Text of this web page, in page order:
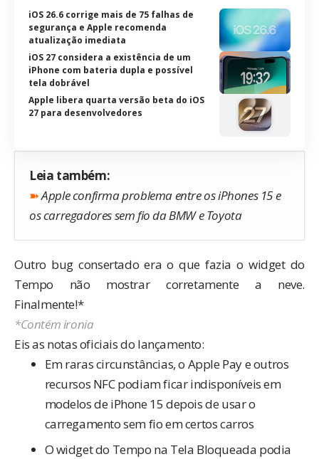
iOS 26.6 corrige mais de 75 falhas de
segurança e Apple recomenda
atualização imediata
iOS 27 considera a existência de um
iPhone com bateria dupla e possível
tela dobrável
Apple libera quarta versão beta do iOS
27 para desenvolvedores
Leia também:
➽Apple confirma problema entre os iPhones 15 e
os carregadores sem fio da BMW e Toyota
Outro bug consertado era o que fazia o widget do
Tempo não mostrar corretamente a neve.
Finalmente!*
*Contém ironia
Eis as notas oficiais do lançamento:
Em raras circunstâncias, o Apple Pay e outros
recursos NFC podiam ficar indisponíveis em
modelos de iPhone 15 depois de usar o
carregamento sem fio em certos carros
O widget do Tempo na Tela Bloqueada podia